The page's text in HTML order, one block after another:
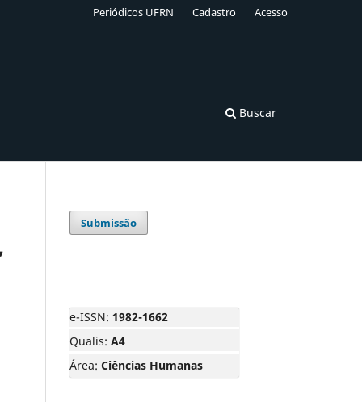
Buscar
Periódicos UFRN Cadastro Acesso
Submissão
e-ISSN: 1982-1662
Qualis: A4
Área: Ciências Humanas